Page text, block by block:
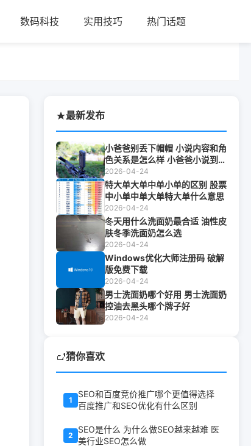
数码科技 实用技巧 热门话题
最新发布
小爸爸别丢下帽帽 小说内容和角
色关系是怎么样 小爸爸小说到底
是谁写的
2026-04-24
特大单大单中单小单的区别 股票
中小单中单大单特大单什么意思
2026-04-24
冬天用什么洗面奶最合适 油性皮
肤冬季洗面奶怎么选
2026-04-24
Windows优化大师注册码 破解
版免费下载
2026-04-24
男士洗面奶哪个好用 男士洗面奶
控油去黑头哪个牌子好
2026-04-24
猜你喜欢
1
SEO和百度竞价推广哪个更值得选择
百度推广和SEO优化有什么区别
2
SEO是什么 为什么做SEO越来越难 医
美行业SEO怎么做